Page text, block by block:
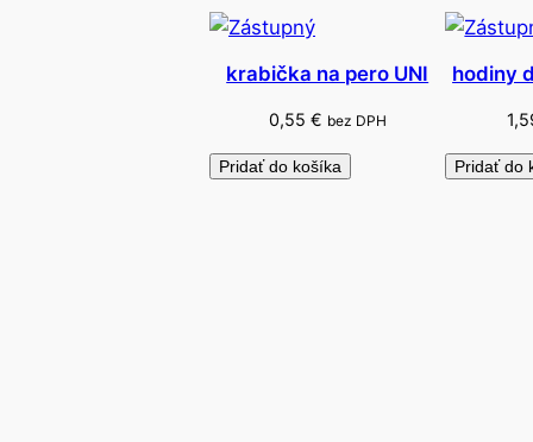
krabička na pero UNI
0,55 € bez DPH
Pridať do košíka
hodiny
Pridať do